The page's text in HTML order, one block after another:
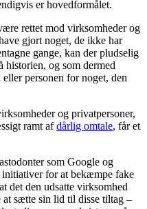
er hovedformålet.
rettet mod virksomheder og
gjort noget, de ikke har
gange, kan der pludselig
historien, og som dermed
personen for noget, den
og privatpersoner,
ramt afdårlig omtale, får et
som Google og
for at bekæmpe fake
det den udsatte virksomhed
sætte sin lid til disse tiltag –